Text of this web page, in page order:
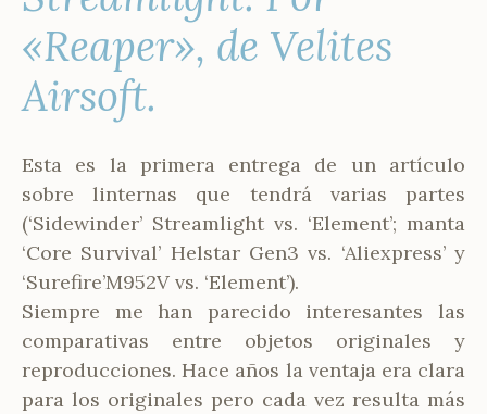
«Reaper», de Velites
Airsoft.
Esta es la primera entrega de un artículo
sobre linternas que tendrá varias partes
(‘Sidewinder’ Streamlight vs. ‘Element’; manta
‘Core Survival’ Helstar Gen3 vs. ‘Aliexpress’ y
‘Surefire’M952V vs. ‘Element’).
Siempre me han parecido interesantes las
comparativas entre objetos originales y
reproducciones. Hace años la ventaja era clara
para los originales pero cada vez resulta más